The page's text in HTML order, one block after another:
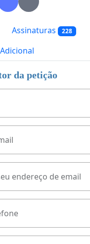
Assinaturas 228
da petição
endereço de email